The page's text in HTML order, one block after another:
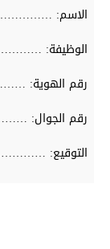
الاسم:
الوظيفة:
رقم
رقم
التوقيع: